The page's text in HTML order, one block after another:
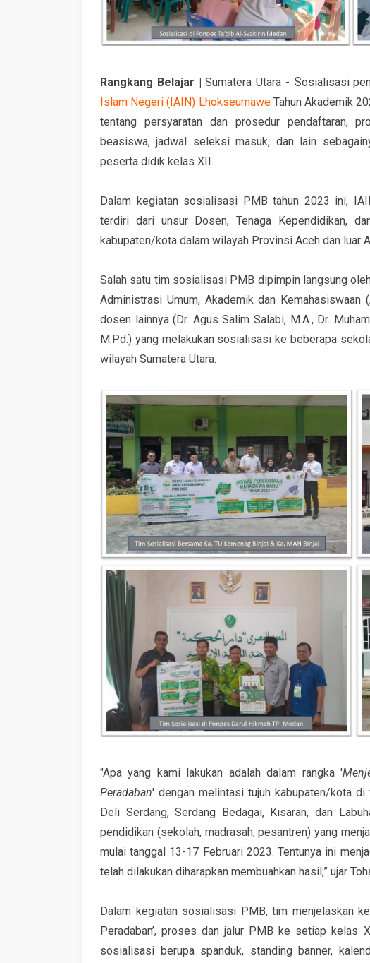
Rangkang Belajar Sumatera Utara - Sosialisasi
Islam Negeri (IAIN) LhokseumaweTahun Akademik
tentang persyaratan dan prosedur pendaftaran,
beasiswa, jadwal seleksi masuk, dan lain
peserta didik kelas XII.
Dalam kegiatan sosialisasi PMB tahun 2023 ini,
terdiri dari unsur Dosen, Tenaga Kependidikan,
kabupaten/kota dalam wilayah Provinsi Aceh dan luar
Salah satu tim sosialisasi PMB dipimpin langsung
Administrasi Umum, Akademik dan
dosen lainnya (Dr. Agus Salim Salabi, M.A., Dr.
M.Pd.) yang melakukan sosialisasi ke beberapa
wilayah Sumatera Utara.
"Apa yang kami lakukan adalah dalam rangka '
Peradaban' dengan melintasi tujuh kabupaten/kota di
Deli Serdang, Serdang Bedagai, Kisaran, dan
pendidikan (sekolah, madrasah, pesantren) yang
mulai tanggal 13-17 Februari 2023. Tentunya ini
telah dilakukan diharapkan membuahkan hasil,” ujar
Dalam kegiatan sosialisasi PMB, tim menjelaskan
Peradaban’, proses dan jalur PMB ke setiap
sosialisasi berupa spanduk, standing banner,